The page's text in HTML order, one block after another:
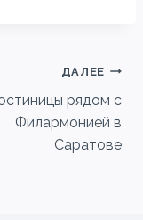
ДАЛЕЕ
рядом с
Филармонией в
Саратове